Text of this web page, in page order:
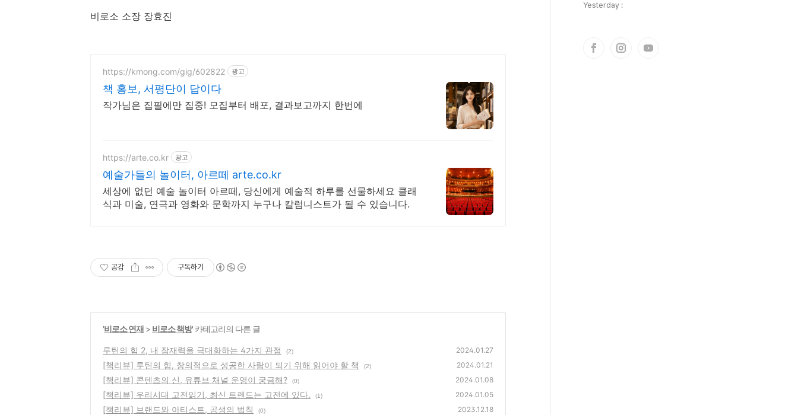
비로소 소장 장효진
https://kmong.com/gig/602822 광고
책 홍보, 서평단이 답이다
작가님은 집필에만 집중! 모집부터 배포, 결과보고까지 한번에
https://arte.co.kr 광고
예술가들의 놀이터, 아르떼 arte.co.kr
세상에 없던 예술 놀이터 아르떼, 당신에게 예술적 하루를 선물하세요 클래
식과 미술, 연극과 영화와 문학까지 누구나 칼럼니스트가 될 수 있습니다.
공감 구독하기
'비로소 연재 > 비로소 책방' 카테고리의 다른 글
루틴의 힘 2, 내 잠재력을 극대화하는 4가지 관점 (2) 2024.01.27
[책리뷰] 루틴의 힘, 창의적으로 성공한 사람이 되기 위해 읽어야 할 책 (2) 2024.01.21
[책리뷰] 콘텐츠의 신, 유튜브 채널 운영이 궁금해? (0) 2024.01.08
[책리뷰] 우리시대 고전읽기, 최신 트렌드는 고전에 있다. (1) 2024.01.05
[책리뷰] 브랜드와 아티스트, 공생의 법칙 (0) 2023.12.18
Yesterday :